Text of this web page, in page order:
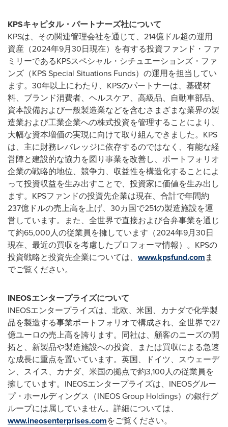
KPSキャピタル・パートナーズ社について
KPSは、その関連管理会社を通じて、214億ドル超の運用
資産（2024年9月30日現在）を有する投資ファンド・ファ
ミリーであるKPSスペシャル・シチュエーションズ・ファ
ンズ（KPS Special Situations Funds）の運用を担当してい
ます。30年以上にわたり、KPSのパートナーは、基礎材
料、ブランド消費者、ヘルスケア、高級品、自動車部品、
資本設備および一般製造業などを含むさまざまな業界の製
造業および工業企業への株式投資を管理することにより、
大幅な資本増価の実現に向けて取り組んできました。KPS
は、主に財務レバレッジに依存するのではなく、有能な経
営陣と建設的な協力を図り事業を改善し、ポートフォリオ
企業の戦略的地位、競争力、収益性を構造化することによ
って投資収益を生み出すことで、投資家に価値を生み出し
ます。KPSファンドの投資先企業は現在、合計で年間約
237億ドルの売上高を上げ、30カ国で251の製造施設を運
営しています。また、全世界で直接および合弁事業を通じ
て約65,000人の従業員を擁しています（2024年9月30日
現在、最近の買収を考慮したプロフォーマ情報）。KPSの
投資戦略と投資先企業については、 www.kpsfund.comま
でご覧ください。
INEOSエンタープライズについて
INEOSエンタープライズは、北欧、米国、カナダで化学製
品を製造する事業ポートフォリオで構成され、全世界で27
億ユーロの売上高を誇ります。同社は、顧客のニーズの開
拓と、新製品や製造施設への投資、または買収による急速
な成長に重点を置いています。英国、ドイツ、スウェーデ
ン、スイス、カナダ、米国の拠点で約3,100人の従業員を
擁しています。INEOSエンタープライズは、INEOSグルー
プ・ホールディングス（INEOS Group Holdings）の銀行グ
ループには属していません。詳細については、
www.ineosenterprises.comをご覧ください。